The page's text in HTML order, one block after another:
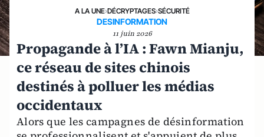
A LA UNE›DÉCRYPTAGES›SÉCURITÉ
DESINFORMATION
11 juin 2026
Propagande à l’IA : Fawn Mianju,
ce réseau de sites chinois
destinés à polluer les médias
occidentaux
Alors que les campagnes de désinformation